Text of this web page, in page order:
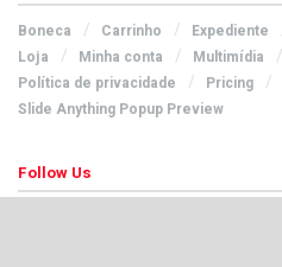
Boneca Carrinho Expediente
Loja
Minha conta Multimídia
Política de privacidade
Pricing
Slide Anything Popup Preview
Follow Us